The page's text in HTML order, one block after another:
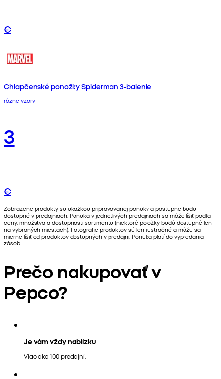
€
Chlapčenské ponožky Spiderman 3-balenie
rôzne vzory
3
€
Zobrazené produkty sú ukážkou pripravovanej ponuky a postupne budú
dostupné v predajniach. Ponuka v jednotlivých predajniach sa môže líšiť podľa
ceny, množstva a dostupnosti sortimentu (niektoré položky budú dostupné len
na vybraných miestach). Fotografie produktov sú len ilustračné a môžu sa
mierne líšiť od produktov dostupných v predajni. Ponuka platí do vypredania
zásob.
Prečo nakupovať v
Pepco?
Je vám vždy nablízku
Viac ako 100 predajní.